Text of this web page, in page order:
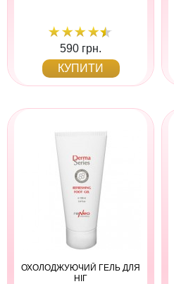
590 грн.
КУПИТИ
ОХОЛОДЖУЮЧИЙ ГЕЛЬ ДЛЯ
НІГ